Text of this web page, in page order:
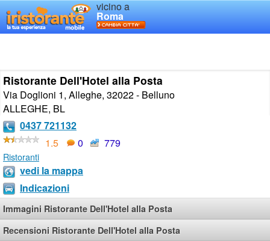
vicino a
Roma
Ristorante Dell'Hotel alla Posta
Via Doglioni 1, Alleghe, 32022 - Belluno
ALLEGHE, BL
0437 721132
1.5
0 779
Ristoranti
vedi la mappa
Indicazioni
Immagini Ristorante Dell'Hotel alla Posta
Recensioni Ristorante Dell'Hotel alla Posta